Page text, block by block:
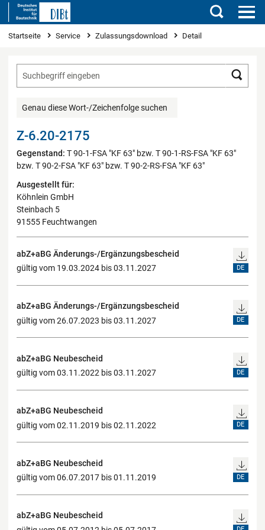
Suchen
Sie sind hier
Startseite Service Zulassungsdownload Detail
Genau diese Wort-/Zeichenfolge suchen
Z-6.20-2175
Gegenstand: T 90-1-FSA "KF 63" bzw. T 90-1-RS-FSA "KF 63"
bzw. T 90-2-FSA "KF 63" bzw. T 90-2-RS-FSA "KF 63"
Ausgestellt für:
Köhnlein GmbH
Steinbach 5
91555 Feuchtwangen
abZ+aBG Änderungs-/Ergänzungsbescheid
gültig vom 19.03.2024 bis 03.11.2027
DE
abZ+aBG Änderungs-/Ergänzungsbescheid
gültig vom 26.07.2023 bis 03.11.2027
DE
abZ+aBG Neubescheid
gültig vom 03.11.2022 bis 03.11.2027
DE
abZ+aBG Neubescheid
gültig vom 02.11.2019 bis 02.11.2022
DE
abZ+aBG Neubescheid
gültig vom 06.07.2017 bis 01.11.2019
DE
abZ+aBG Neubescheid